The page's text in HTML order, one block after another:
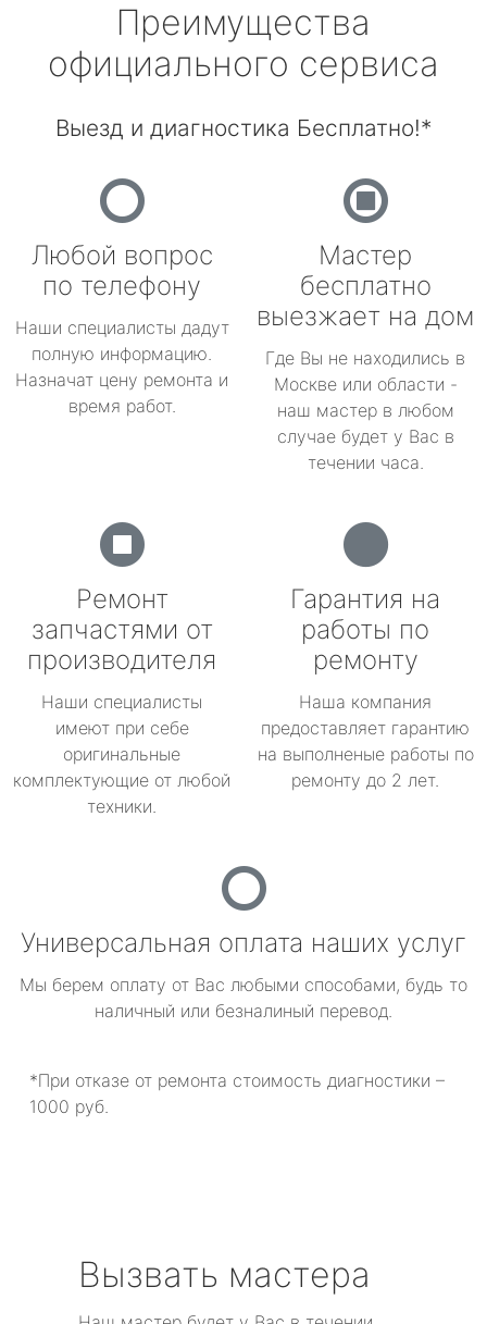
Преимущества
официального сервиса
Выезд и диагностика Бесплатно!*
Любой вопрос
по телефону
Наши специалисты дадут
полную информацию.
Назначат цену ремонта и
время работ.
Мастер
бесплатно
выезжает на дом
Где Вы не находились в
Москве или области -
наш мастер в любом
случае будет у Вас в
течении часа.
Ремонт
запчастями от
производителя
Наши специалисты
имеют при себе
оригинальные
комплектующие от любой
техники.
Гарантия на
работы по
ремонту
Наша компания
предоставляет гарантию
на выполненые работы по
ремонту до 2 лет.
Универсальная оплата наших услуг
Мы берем оплату от Вас любыми способами, будь то
наличный или безналиный перевод.
*При отказе от ремонта стоимость диагностики –
1000 руб.
Вызвать мастера